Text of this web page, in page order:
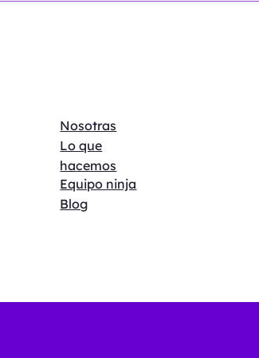
Nosotras
Lo que
hacemos
Equipo ninja
Blog